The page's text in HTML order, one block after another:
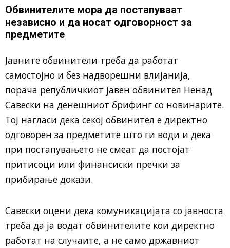
Обвинителите мора да постапуваат
независно и да носат одговорност за
предметите
Јавните обвинители треба да работат
самостојно и без надворешни влијанија,
порача републичкиот јавен обвинител Ненад
Савески на денешниот брифинг со новинарите.
Тој нагласи дека секој обвинител е директно
одговорен за предметите што ги води и дека
при постапувањето не смеат да постојат
притисоци или финансиски пречки за
прибирање докази.
Савески оцени дека комуникацијата со јавноста
треба да ја водат обвинителите кои директно
работат на случаите, а не само државниот